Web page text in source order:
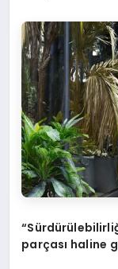
parçası haline